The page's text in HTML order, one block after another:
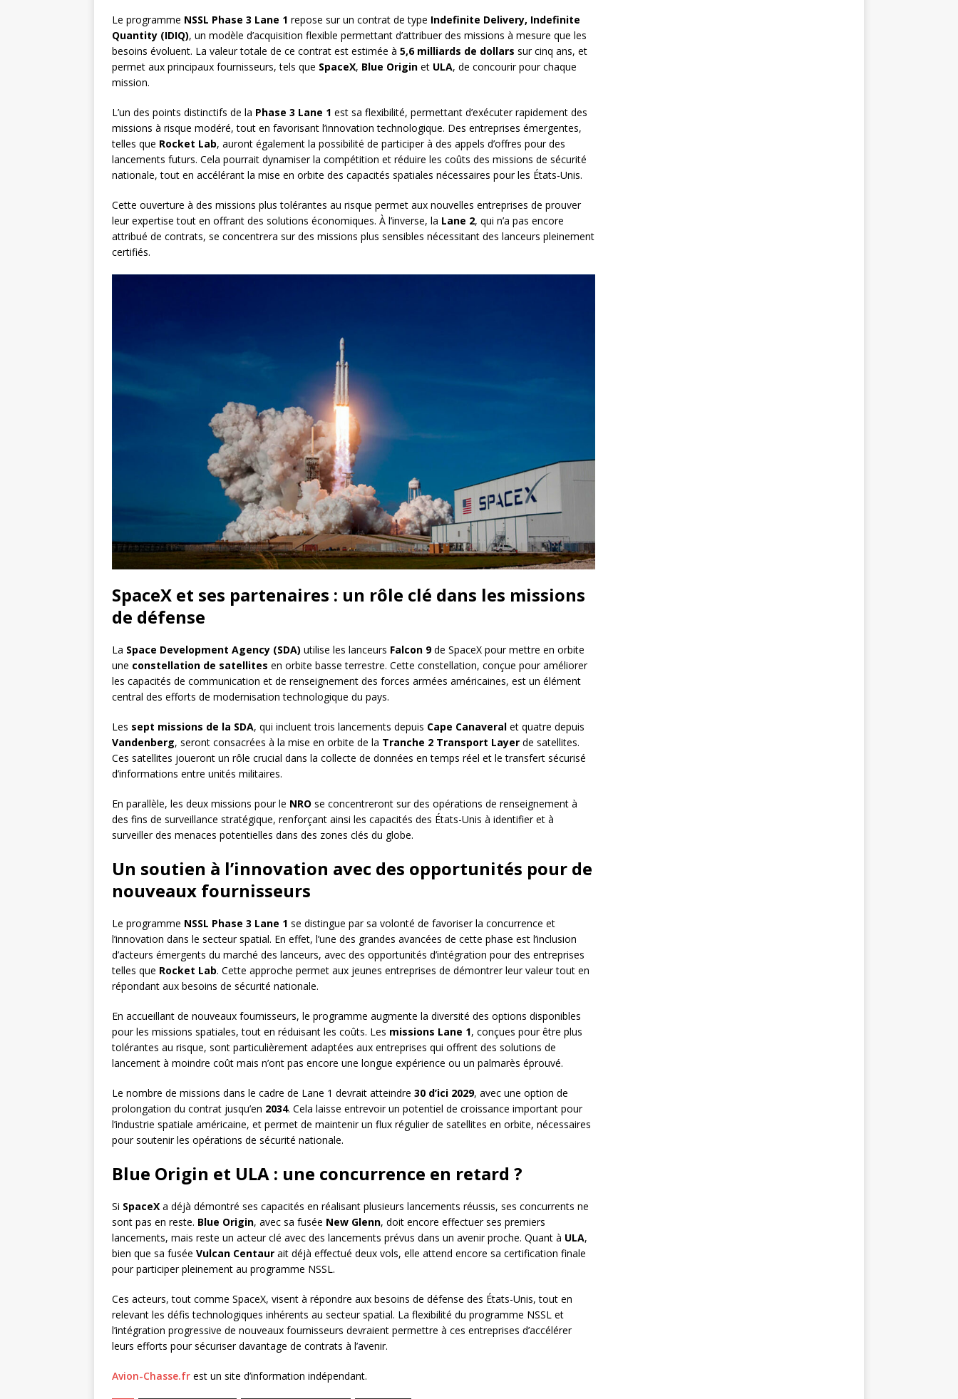
Le programme NSSL Phase 3 Lane 1 repose sur un contrat de type Indefinite Delivery, Indefinite
Quantity (IDIQ), un modèle d’acquisition flexible permettant d’attribuer des missions à mesure que les
besoins évoluent. La valeur totale de ce contrat est estimée à 5,6 milliards de dollars sur cinq ans, et
permet aux principaux fournisseurs, tels que SpaceX, Blue Origin et ULA, de concourir pour chaque
mission.
L’un des points distinctifs de la Phase 3 Lane 1 est sa flexibilité, permettant d’exécuter rapidement des
missions à risque modéré, tout en favorisant l’innovation technologique. Des entreprises émergentes,
telles que Rocket Lab, auront également la possibilité de participer à des appels d’offres pour des
lancements futurs. Cela pourrait dynamiser la compétition et réduire les coûts des missions de sécurité
nationale, tout en accélérant la mise en orbite des capacités spatiales nécessaires pour les États-Unis.
Cette ouverture à des missions plus tolérantes au risque permet aux nouvelles entreprises de prouver
leur expertise tout en offrant des solutions économiques. À l’inverse, la Lane 2, qui n’a pas encore
attribué de contrats, se concentrera sur des missions plus sensibles nécessitant des lanceurs pleinement
certifiés.
SpaceX et ses partenaires : un rôle clé dans les missions
de défense
La Space Development Agency (SDA) utilise les lanceurs Falcon 9de SpaceX pour mettre en orbite
une constellation de satellites en orbite basse terrestre. Cette constellation, conçue pour améliorer
les capacités de communication et de renseignement des forces armées américaines, est un élément
central des efforts de modernisation technologique du pays.
Les sept missions de la SDA, qui incluent trois lancements depuis Cape Canaveral et quatre depuis
Vandenberg, seront consacrées à la mise en orbite de la Tranche 2 Transport Layer de satellites.
Ces satellites joueront un rôle crucial dans la collecte de données en temps réel et le transfert sécurisé
d’informations entre unités militaires.
En parallèle, les deux missions pour le NRO se concentreront sur des opérations de renseignement à
des fins de surveillance stratégique, renforçant ainsi les capacités des États-Unis à identifier et à
surveiller des menaces potentielles dans des zones clés du globe.
Un soutien à l’innovation avec des opportunités pour de
nouveaux fournisseurs
Le programme NSSL Phase 3 Lane 1 se distingue par sa volonté de favoriser la concurrence et
l’innovation dans le secteur spatial. En effet, l’une des grandes avancées de cette phase est l’inclusion
d’acteurs émergents du marché des lanceurs, avec des opportunités d’intégration pour des entreprises
telles que Rocket Lab. Cette approche permet aux jeunes entreprises de démontrer leur valeur tout en
répondant aux besoins de sécurité nationale.
En accueillant de nouveaux fournisseurs, le programme augmente la diversité des options disponibles
pour les missions spatiales, tout en réduisant les coûts. Les missions Lane 1, conçues pour être plus
tolérantes au risque, sont particulièrement adaptées aux entreprises qui offrent des solutions de
lancement à moindre coût mais n’ont pas encore une longue expérience ou un palmarès éprouvé.
Le nombre de missions dans le cadre de Lane 1 devrait atteindre 30 d’ici 2029, avec une option de
prolongation du contrat jusqu’en 2034. Cela laisse entrevoir un potentiel de croissance important pour
l’industrie spatiale américaine, et permet de maintenir un flux régulier de satellites en orbite, nécessaires
pour soutenir les opérations de sécurité nationale.
Blue Origin et ULA : une concurrence en retard ?
Si SpaceX a déjà démontré ses capacités en réalisant plusieurs lancements réussis, ses concurrents ne
sont pas en reste. Blue Origin, avec sa fusée New Glenn, doit encore effectuer ses premiers
lancements, mais reste un acteur clé avec des lancements prévus dans un avenir proche. Quant à ULA,
bien que sa fusée Vulcan Centaur ait déjà effectué deux vols, elle attend encore sa certification finale
pour participer pleinement au programme NSSL.
Ces acteurs, tout comme SpaceX, visent à répondre aux besoins de défense des États-Unis, tout en
relevant les défis technologiques inhérents au secteur spatial. La flexibilité du programme NSSL et
l’intégration progressive de nouveaux fournisseurs devraient permettre à ces entreprises d’accélérer
leurs efforts pour sécuriser davantage de contrats à l’avenir.
Avion-Chasse.fr est un site d’information indépendant.